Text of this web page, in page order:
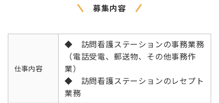
募集内容
仕事内容
◆ 訪問看護ステーションの事務業務
（電話受電、郵送物、その他事務作
業）
◆ 訪問看護ステーションのレセプト
業務